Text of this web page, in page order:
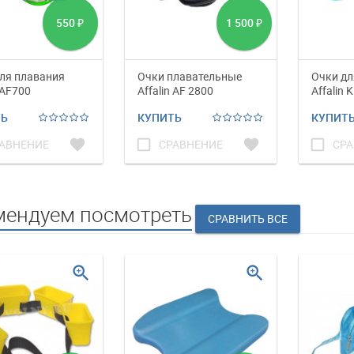
550 ₽
плавания
favorite
1 500 ₽
Очки плавательные
Affalin AF 2800
КУПИТЬ
check_box_outline_blank СРАВНЕНИЕ favorite
Очки
Affalin
check_box_outline_blank
посмотреть
zoom_in zoom_in